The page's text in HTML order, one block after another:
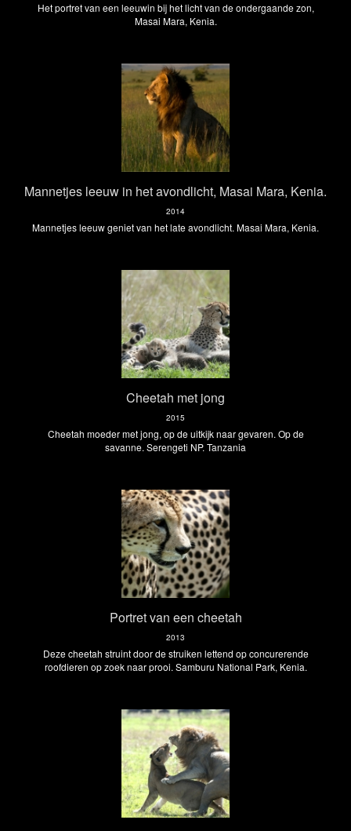
Het portret van een leeuwin bij het licht van de ondergaande zon,
Masai Mara, Kenia.
Mannetjes leeuw in het avondlicht, Masai Mara, Kenia.
2014
Mannetjes leeuw geniet van het late avondlicht. Masai Mara, Kenia.
Cheetah met jong
2015
Cheetah moeder met jong, op de uitkijk naar gevaren. Op de
savanne. Serengeti NP. Tanzania
Portret van een cheetah
2013
Deze cheetah struint door de struiken lettend op concurerende
roofdieren op zoek naar prooi. Samburu National Park, Kenia.